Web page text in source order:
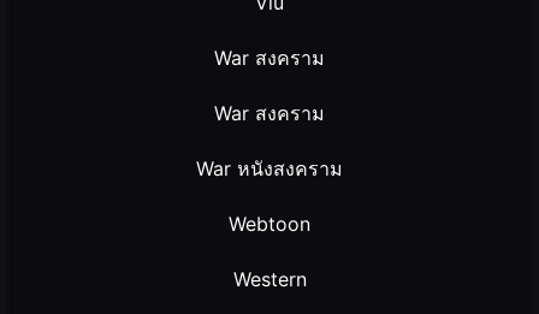
War สงคราม
War สงคราม
War หนังสงคราม
Webtoon
Western